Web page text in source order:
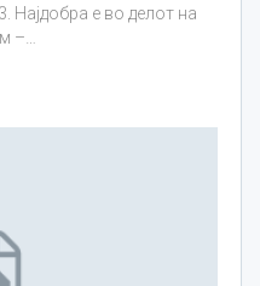
Најдобра е во делот на
–…